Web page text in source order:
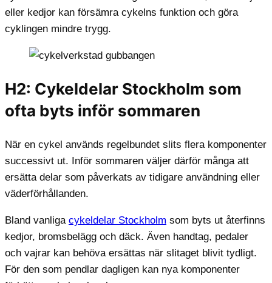
eller kedjor kan försämra cykelns funktion och göra
cyklingen mindre trygg.
H2: Cykeldelar Stockholm som
ofta byts inför sommaren
När en cykel används regelbundet slits flera komponenter
successivt ut. Inför sommaren väljer därför många att
ersätta delar som påverkats av tidigare användning eller
väderförhållanden.
Bland vanliga cykeldelar Stockholm som byts ut återfinns
kedjor, bromsbelägg och däck. Även handtag, pedaler
och vajrar kan behöva ersättas när slitaget blivit tydligt.
För den som pendlar dagligen kan nya komponenter